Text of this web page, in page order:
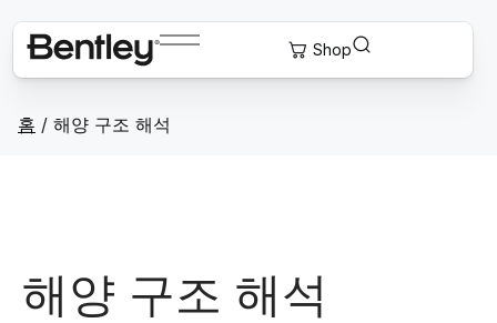
홈 / 해양 구조 해석
해양 구조 해석